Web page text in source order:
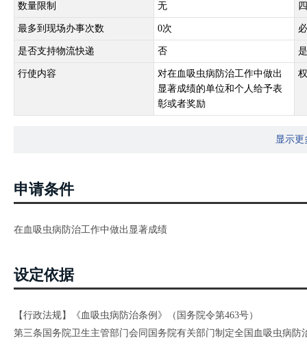
数量限制 无
最多到现场办事次数 0次
是否支持物流快递 否
行使内容
对在血吸虫病防治工作中做出
显著成绩的单位和个人给予表
彰或者奖励
显示更
申请条件
在血吸虫病防治工作中做出显著成绩
设定依据
【行政法规】《血吸虫病防治条例》（国务院令第463号）
第三条国务院卫生主管部门会同国务院有关部门制定全国血吸虫病